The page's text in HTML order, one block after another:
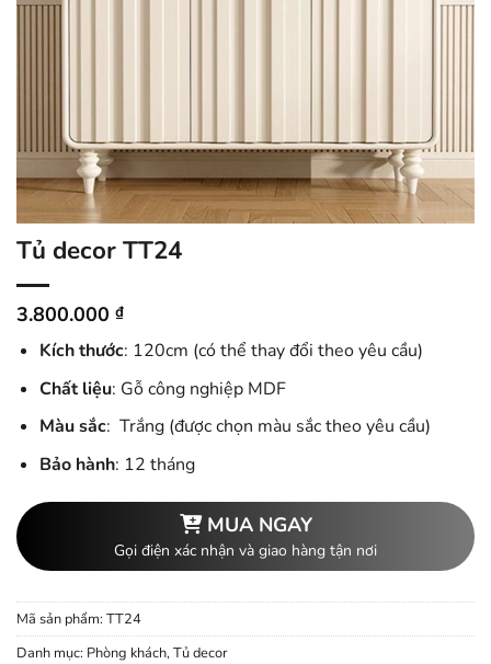
Tủ decor TT24
3.800.000 ₫
Kích thước: 120cm (có thể thay đổi theo yêu cầu)
Chất liệu: Gỗ công nghiệp MDF
Màu sắc: Trắng (được chọn màu sắc theo yêu cầu)
Bảo hành: 12 tháng
MUA NGAY
Gọi điện xác nhận và giao hàng tận nơi
Mã sản phẩm: TT24
Danh mục: Phòng khách,Tủ decor